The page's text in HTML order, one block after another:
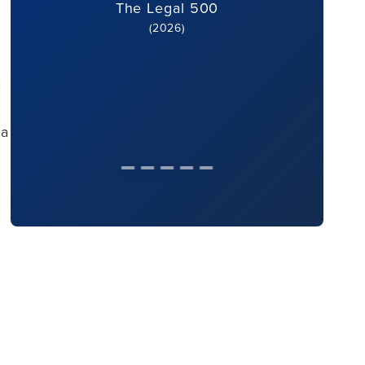
The Legal 500
(2026)